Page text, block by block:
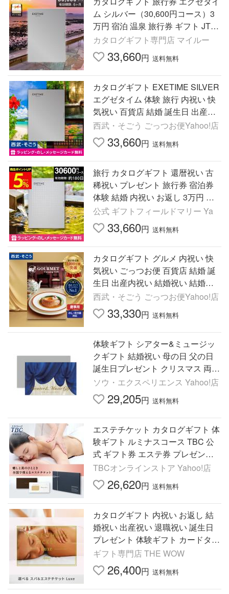
ム シルバー（30,600円コース）3
万円 宿泊 温泉 旅行券 ギフト JTB
体験 内祝い お返し 結婚祝い 出産
祝い プレゼント
カタログギフト専門店 マイルー
33,660円 送料無料
カタログギフト EXETIME SILVER
エグゼタイム 体験 旅行 内祝い 快
気祝い 百貨店 結婚 誕生日 出産内
祝い 結婚祝い 結婚式 引き出物 お
返し 新築祝い 昇進祝い
西武・そごう ごっつお便Yahoo!店
33,660円 送料無料
旅行 カタログギフト 還暦祝い 古
稀祝い プレゼント 旅行券 宿泊券
体験 結婚 内祝い お返し 3万円 エ
グゼタイム SILVER 出産 誕生日 敬
老の日
公式 ギフトフィールドマリー Ya
33,660円 送料無料
カタログギフト グルメ 内祝い 快
気祝い ごっつお便 百貨店 結婚 誕
生日 出産内祝い 結婚祝い 結婚式
引き出物 お返し 新築祝い 昇進祝
西武・そごう ごっつお便Yahoo!店
33,330円 送料無料
体験ギフト シアター&ミュージッ
クギフト 結婚祝い 母の日 父の日
誕生日プレゼント クリスマス 両親
ペアチケット ソウ・エクスペリエ
ンス SOW EXPERIENCE
ソウ・エクスペリエンス Yahoo!店
29,205円 送料無料
エステチケット カタログギフト 体
験ギフト ルミナスコース TBC 公
式 ギフト券 エステ券 プレゼント
誕生日 贈り物 男女共通 全国
TBCオンラインストア Yahoo!店
26,620円 送料無料
カタログギフト 内祝い お返し 結
婚祝い 出産祝い 退職祝い 誕生日
プレゼント 体験ギフト カードタイ
プ Anny スパ＆エステチケット Lu
xe 30000円 美容
ギフト専門店 THE WOW
26,400円 送料無料